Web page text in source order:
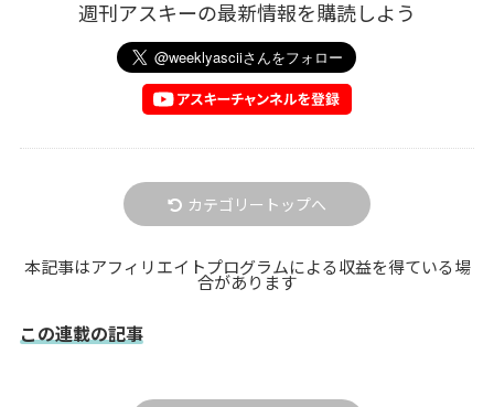
週刊アスキーの最新情報を購読しよう
カテゴリートップへ
本記事はアフィリエイトプログラムによる収益を得ている場
合があります
この連載の記事